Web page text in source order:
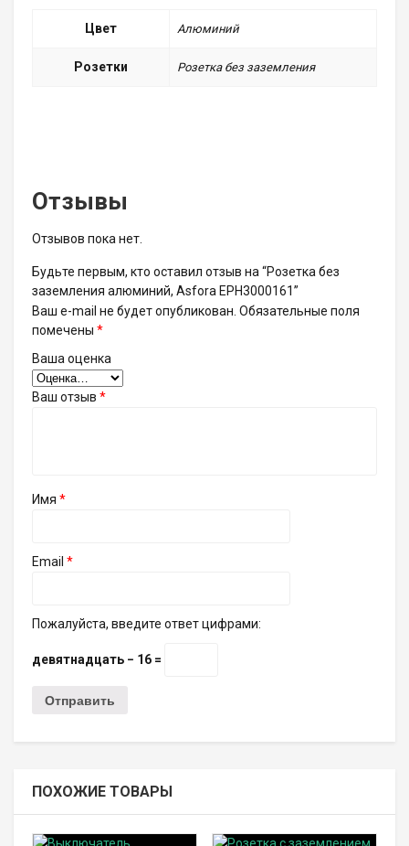
Цвет Алюминий
Розетки Розетка без заземления
Отзывы
Отзывов пока нет.
Будьте первым, кто оставил отзыв на “Розетка без
заземления алюминий, Asfora EPH3000161”
Ваш e-mail не будет опубликован. Обязательные поля
помечены *
Ваша оценка
Ваш отзыв *
Имя *
Email *
Пожалуйста, введите ответ цифрами:
девятнадцать − 16 =
ПОХОЖИЕ ТОВАРЫ